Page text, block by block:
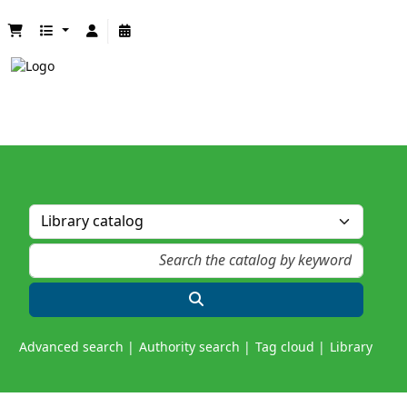
Advanced search Authority search Tag cloud Library